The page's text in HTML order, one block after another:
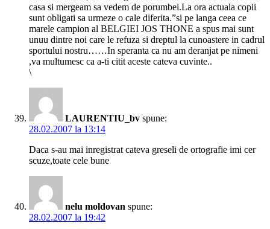
casa si mergeam sa vedem de porumbei.La ora actuala copii
sunt obligati sa urmeze o cale diferita.”si pe langa ceea ce
marele campion al BELGIEI JOS THONE a spus mai sunt
unuu dintre noi care le refuza si dreptul la cunoastere in cadrul
sportului nostru……In speranta ca nu am deranjat pe nimeni
,va multumesc ca a-ti citit aceste cateva cuvinte..
\
LAURENTIU_bv spune:
28.02.2007 la 13:14
Daca s-au mai inregistrat cateva greseli de ortografie imi cer
scuze,toate cele bune
nelu moldovan spune:
28.02.2007 la 19:42